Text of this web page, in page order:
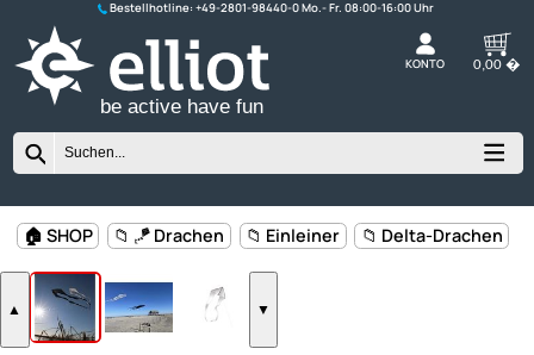
Bestellhotline:+49-2801-98440-0
be active have fun
▲